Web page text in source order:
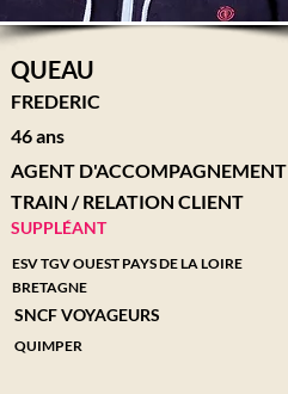
QUEAU
FREDERIC
46 ans
SUPPLÉANT
AGENT D'ACCOMPAGNEMENT
TRAIN / RELATION CLIENT
ESV TGV OUEST PAYS DE LA LOIRE
BRETAGNE
SNCF VOYAGEURS
QUIMPER